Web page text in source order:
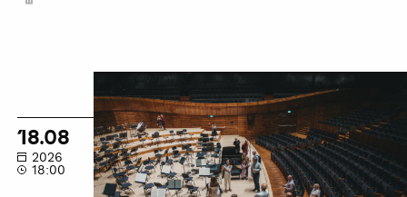
zwiedzanie
zakamarków
NOSPR
18.08
2026
18:00